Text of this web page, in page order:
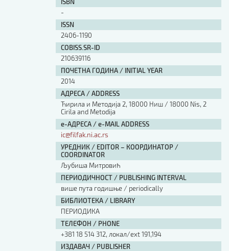
-
ISSN
2406-1190
COBISS.SR-ID
210639116
ПОЧЕТНА ГОДИНА / INITIAL YEAR
2014
АДРЕСА / ADDRESS
Ћирила и Методија 2, 18000 Ниш / 18000 Nis, 2
Cirila and Metodija
е-АДРЕСА / e-MAIL ADDRESS
ic@filfak.ni.ac.rs
УРЕДНИК / EDITOR – КООРДИНАТОР /
COORDINATOR
Љубиша Митровић
ПЕРИОДИЧНОСТ / PUBLISHING INTERVAL
више пута годишње / periodically
БИБЛИОТЕКА / LIBRARY
ПЕРИОДИКА
ТЕЛЕФОН / PHONE
+381 18 514 312, локал/ext 191,194
ИЗДАВАЧ / PUBLISHER